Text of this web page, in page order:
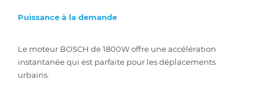
Puissance à la demande
Le moteur BOSCH de 1800W offre une accélération
instantanée qui est parfaite pour les déplacements
urbains.